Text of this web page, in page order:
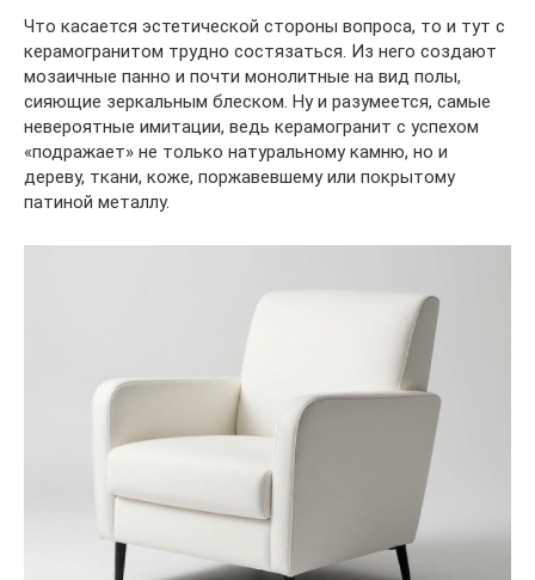
Что касается эстетической стороны вопроса, то и тут с
керамогранитом трудно состязаться. Из него создают
мозаичные панно и почти монолитные на вид полы,
сияющие зеркальным блеском. Ну и разумеется, самые
невероятные имитации, ведь керамогранит с успехом
«подражает» не только натуральному камню, но и
дереву, ткани, коже, поржавевшему или покрытому
патиной металлу.